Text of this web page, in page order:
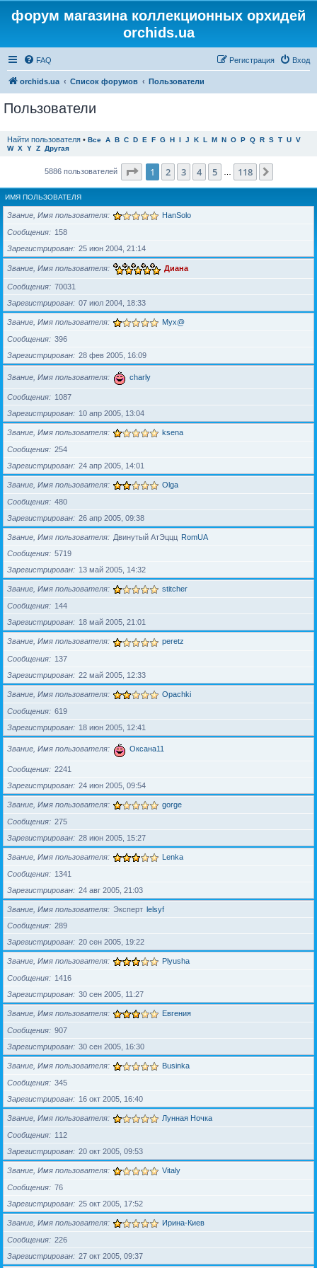
форум магазина коллекционных орхидей
orchids.ua
FAQ Вход
Регистрация
orchids.ua Список форумов Пользователи
Пользователи
Найти пользователя • Все A B C D E F G H I J K L M N O P Q R S T U V
W X Y Z Другая
5886 пользователей Страница из 118
1 2 3 4 5 118
ИМЯ ПОЛЬЗОВАТЕЛЯ
Звание, Имя пользователя HanSolo
Сообщения
158
Зарегистрирован
25 июн 2004, 21:14
Звание, Имя пользователя Диана
Сообщения
70031
Зарегистрирован
07 июл 2004, 18:33
Звание, Имя пользователя Myx@
Сообщения
396
Зарегистрирован
28 фев 2005, 16:09
Звание, Имя пользователя charly
Сообщения
1087
Зарегистрирован
10 апр 2005, 13:04
Звание, Имя пользователя ksena
Сообщения
254
Зарегистрирован
24 апр 2005, 14:01
Звание, Имя пользователя Olga
Сообщения
480
Зарегистрирован
26 апр 2005, 09:38
Звание, Имя пользователя Двинутый АтЭццц RomUA
Сообщения
5719
Зарегистрирован
13 май 2005, 14:32
Звание, Имя пользователя stitcher
Сообщения
144
Зарегистрирован
18 май 2005, 21:01
Звание, Имя пользователя peretz
Сообщения
137
Зарегистрирован
22 май 2005, 12:33
Звание, Имя пользователя Opachki
Сообщения
619
Зарегистрирован
18 июн 2005, 12:41
Звание, Имя пользователя Оксана11
Сообщения
2241
Зарегистрирован
24 июн 2005, 09:54
Звание, Имя пользователя gorge
Сообщения
275
Зарегистрирован
28 июн 2005, 15:27
Звание, Имя пользователя Lenka
Сообщения
1341
Зарегистрирован
24 авг 2005, 21:03
Звание, Имя пользователя Эксперт lelsyf
Сообщения
289
Зарегистрирован
20 сен 2005, 19:22
Звание, Имя пользователя Plyusha
Сообщения
1416
Зарегистрирован
30 сен 2005, 11:27
Звание, Имя пользователя Евгения
Сообщения
907
Зарегистрирован
30 сен 2005, 16:30
Звание, Имя пользователя Businka
Сообщения
345
Зарегистрирован
16 окт 2005, 16:40
Звание, Имя пользователя Лунная Ночка
Сообщения
112
Зарегистрирован
20 окт 2005, 09:53
Звание, Имя пользователя Vitaly
Сообщения
76
Зарегистрирован
25 окт 2005, 17:52
Звание, Имя пользователя Ирина-Киев
Сообщения
226
Зарегистрирован
27 окт 2005, 09:37